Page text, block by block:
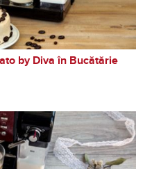
by Diva în Bucătărie